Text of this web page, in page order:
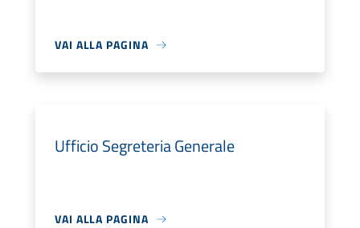
VAI ALLA PAGINA
Ufficio Segreteria Generale
VAI ALLA PAGINA